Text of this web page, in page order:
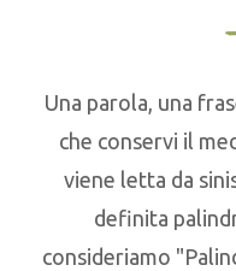
Una parola, una
che conservi il
viene letta da
definita
consideriamo